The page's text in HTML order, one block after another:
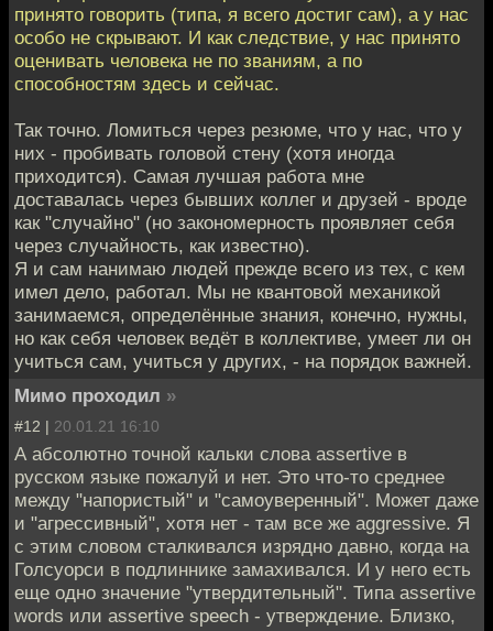
принято говорить (типа, я всего достиг сам), а у нас
особо не скрывают. И как следствие, у нас принято
оценивать человека не по званиям, а по
способностям здесь и сейчас.
Так точно. Ломиться через резюме, что у нас, что у
них - пробивать головой стену (хотя иногда
приходится). Самая лучшая работа мне
доставалась через бывших коллег и друзей - вроде
как "случайно" (но закономерность проявляет себя
через случайность, как известно).
Я и сам нанимаю людей прежде всего из тех, с кем
имел дело, работал. Мы не квантовой механикой
занимаемся, определённые знания, конечно, нужны,
но как себя человек ведёт в коллективе, умеет ли он
учиться сам, учиться у других, - на порядок важней.
Мимо проходил »
#12 | 20.01.21 16:10
А абсолютно точной кальки слова assertive в
русском языке пожалуй и нет. Это что-то среднее
между "напористый" и "самоуверенный". Может даже
и "агрессивный", хотя нет - там все же aggressive. Я
с этим словом сталкивался изрядно давно, когда на
Голсуорси в подлиннике замахивался. И у него есть
еще одно значение "утвердительный". Типа assertive
words или assertive speech - утверждение. Близко,